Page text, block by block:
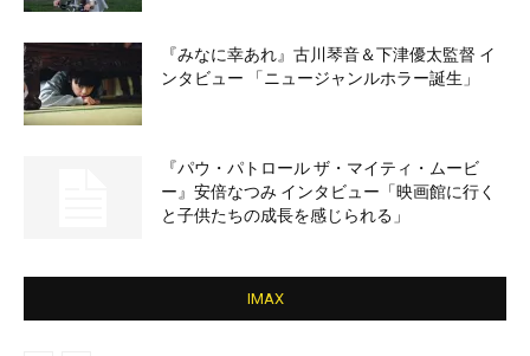
『みなに幸あれ』古川琴音＆下津優太監督 イ
ンタビュー 「ニュージャンルホラー誕生」
『パウ・パトロール ザ・マイティ・ムービ
ー』安倍なつみ インタビュー「映画館に行く
と子供たちの成長を感じられる」
IMAX